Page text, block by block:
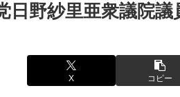
日野紗里亜衆議院
X コピー